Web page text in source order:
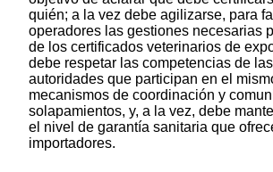
quién; a la vez debe agilizarse, para
operadores las gestiones necesarias
de los certificados veterinarios de
debe respetar las competencias de
autoridades que participan en el
mecanismos de coordinación y
solapamientos, y, a la vez, debe
el nivel de garantía sanitaria que
importadores.